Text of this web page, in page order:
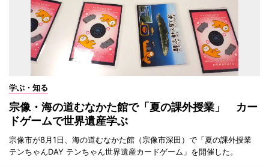
学ぶ・知る
宗像・海の道むなかた館で「夏の課外授業」 カー
ドゲームで世界遺産学ぶ
宗像市が8月1日、海の道むなかた館（宗像市深田）で「夏の課外授業
テンちゃんDAY テンちゃん世界遺産カードゲーム」を開催した。